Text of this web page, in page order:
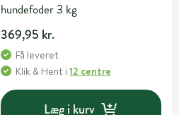
hundefoder 3 kg
369,95 kr.
Få leveret
Klik & Hent i12 centre
Læg i kurv